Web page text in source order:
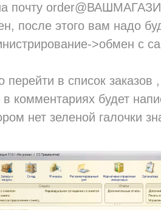
почту
после этого вам надо
>обмен с
в список заказов
в комментариях будет
нет зеленой галочки